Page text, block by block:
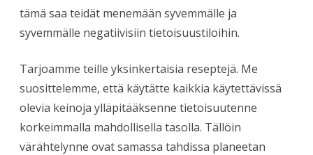
tämä saa teidät menemään syvemmälle ja
syvemmälle negatiivisiin tietoisuustiloihin.
Tarjoamme teille yksinkertaisia reseptejä. Me
suosittelemme, että käytätte kaikkia käytettävissä
olevia keinoja ylläpitääksenne tietoisuutenne
korkeimmalla mahdollisella tasolla. Tällöin
värähtelynne ovat samassa tahdissa planeetan